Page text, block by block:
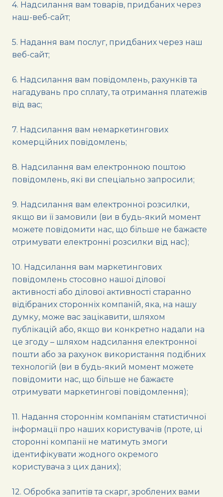
4. Надсилання вам товарів, придбаних через
наш-веб-сайт;
5. Надання вам послуг, придбаних через наш
веб-сайт;
6. Надсилання вам повідомлень, рахунків та
нагадувань про сплату, та отримання платежів
від вас;
7. Надсилання вам немаркетингових
комерційних повідомлень;
8. Надсилання вам електронною поштою
повідомлень, які ви спеціально запросили;
9. Надсилання вам електронної розсилки,
якщо ви її замовили (ви в будь-який момент
можете повідомити нас, що більше не бажаєте
отримувати електронні розсилки від нас);
10. Надсилання вам маркетингових
повідомлень стосовно нашої ділової
активності або ділової активності старанно
відібраних сторонніх компаній, яка, на нашу
думку, може вас зацікавити, шляхом
публікацій або, якщо ви конкретно надали на
це згоду – шляхом надсилання електронної
пошти або за рахунок використання подібних
технологій (ви в будь-який момент можете
повідомити нас, що більше не бажаєте
отримувати маркетингові повідомлення);
11. Надання стороннім компаніям статистичної
інформації про наших користувачів (проте, ці
сторонні компанії не матимуть змоги
ідентифікувати жодного окремого
користувача з цих даних);
12. Обробка запитів та скарг, зроблених вами